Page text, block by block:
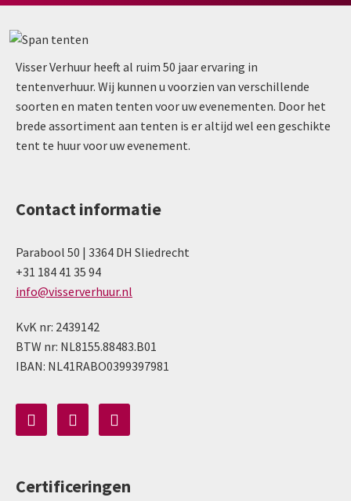
Visser Verhuur heeft al ruim 50 jaar ervaring in
tentenverhuur. Wij kunnen u voorzien van verschillende
soorten en maten tenten voor uw evenementen. Door het
brede assortiment aan tenten is er altijd wel een geschikte
tent te huur voor uw evenement.
Contact informatie
Parabool 50 | 3364 DH Sliedrecht
+31 184 41 35 94
info@visserverhuur.nl
KvK nr: 2439142
BTW nr: NL8155.88483.B01
IBAN: NL41RABO0399397981
Certificeringen